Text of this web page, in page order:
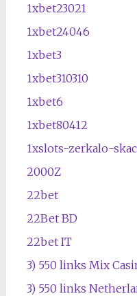
1xbet23021
1xbet24046
1xbet3
1xbet310310
1xbet6
1xbet80412
1xslots-zerkalo-
2000Z
22bet
22Bet BD
22bet IT
3) 550 links Mix
3) 550 links